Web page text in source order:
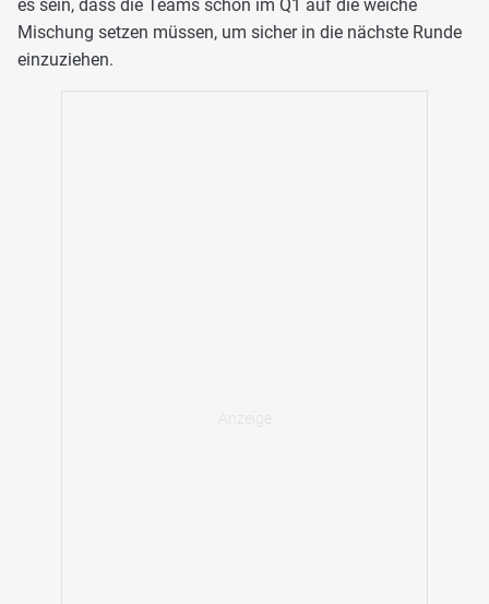
es sein, dass die Teams schon im Q1 auf die weiche
Mischung setzen müssen, um sicher in die nächste Runde
einzuziehen.